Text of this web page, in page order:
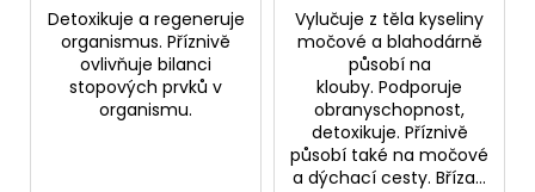
Detoxikuje a regeneruje
organismus. Příznivě
ovlivňuje bilanci
stopových prvků v
organismu.
Vylučuje z těla kyseliny
močové a blahodárně
působí na
klouby. Podporuje
obranyschopnost,
detoxikuje. Příznivě
působí také na močové
a dýchací cesty. Bříza...